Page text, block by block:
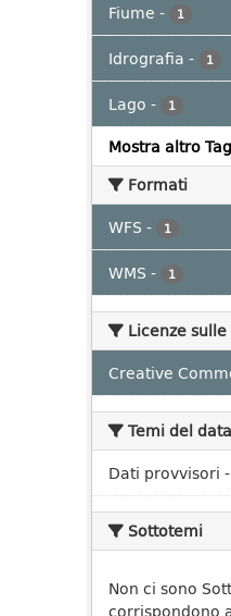
Fiume - 1
Idrografia - 1
Lago - 1
Mostra altro Tag
Formati
WFS - 1
WMS - 1
Licenze
Creative
Temi del
Dati provvisori -
Sottotemi
Non ci sono
corrispondono